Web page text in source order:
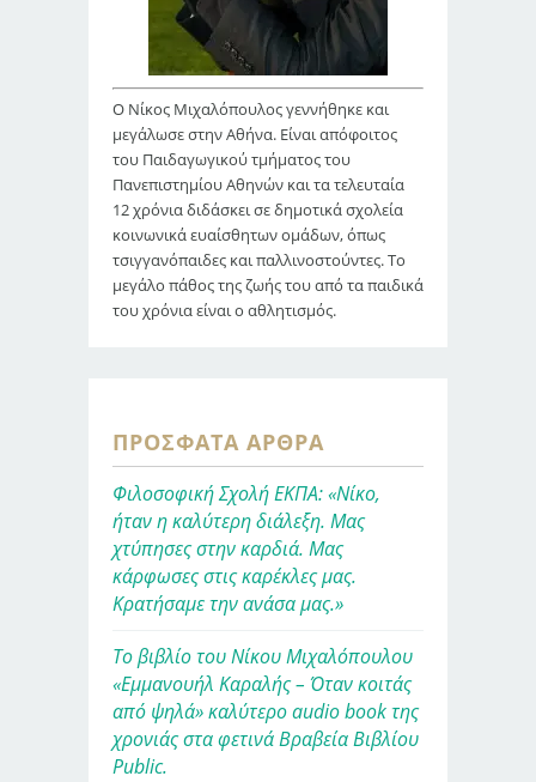
Ο Νίκος Μιχαλόπουλος γεννήθηκε και
μεγάλωσε στην Αθήνα. Είναι απόφοιτος
του Παιδαγωγικού τμήματος του
Πανεπιστημίου Αθηνών και τα τελευταία
12 χρόνια διδάσκει σε δημοτικά σχολεία
κοινωνικά ευαίσθητων ομάδων, όπως
τσιγγανόπαιδες και παλλινοστούντες. Το
μεγάλο πάθος της ζωής του από τα παιδικά
του χρόνια είναι ο αθλητισμός.
ΠΡΌΣΦΑΤΑ ΆΡΘΡΑ
Φιλοσοφική Σχολή ΕΚΠΑ: «Νίκο,
ήταν η καλύτερη διάλεξη. Μας
χτύπησες στην καρδιά. Μας
κάρφωσες στις καρέκλες μας.
Κρατήσαμε την ανάσα μας.»
Το βιβλίο του Νίκου Μιχαλόπουλου
«Εμμανουήλ Καραλής – Όταν κοιτάς
από ψηλά» καλύτερο audio book της
χρονιάς στα φετινά Βραβεία Βιβλίου
Public.